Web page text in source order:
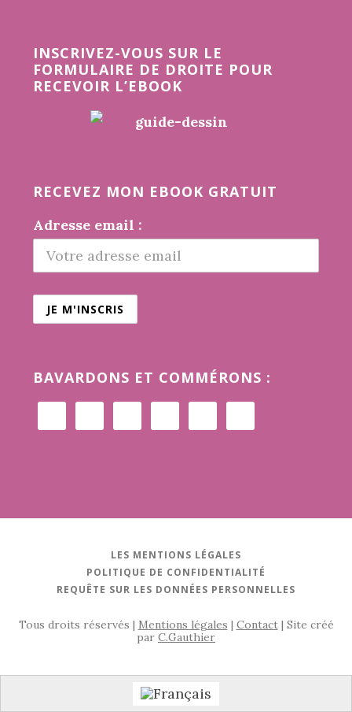
INSCRIVEZ-VOUS SUR LE
FORMULAIRE DE DROITE POUR
RECEVOIR L’EBOOK
RECEVEZ MON EBOOK GRATUIT
Adresse email :
BAVARDONS ET COMMÉRONS :
LES MENTIONS LÉGALES
POLITIQUE DE CONFIDENTIALITÉ
REQUÊTE SUR LES DONNÉES PERSONNELLES
Tous droits réservés | Mentions légales | Contact| Site créé
par C.Gauthier